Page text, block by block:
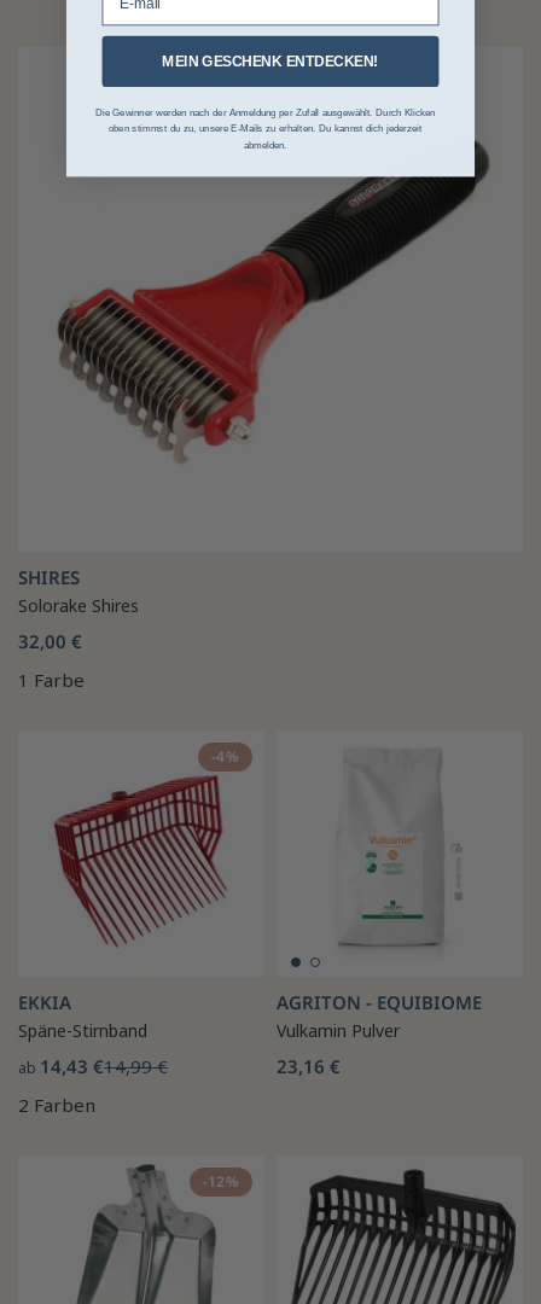
SHIRES
Solorake Shires
32,00 €
1 Farbe
-4%
EKKIA
Späne-Stirnband
ab 14,43 €14,99 €
2 Farben
AGRITON - EQUIBIOME
Vulkamin Pulver
23,16 €
-12%
MEIN GESCHENK ENTDECKEN!
Die Gewinner werden nach der Anmeldung per Zufall ausgewählt. Durch Klicken
oben stimmst du zu, unsere E-Mails zu erhalten. Du kannst dich jederzeit
abmelden.